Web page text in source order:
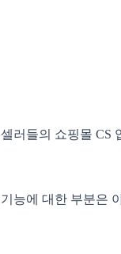
셀러들의 쇼핑몰 CS
기능에 대한 부분은